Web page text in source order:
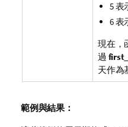
5 表
6 表
現在，
過
天作為
範例與結果：